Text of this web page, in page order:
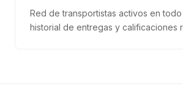
Red de transportistas activos en
historial de entregas y calificaciones